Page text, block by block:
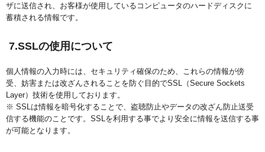
ザに送信され、お客様が使用しているコンピュータのハードディスクに
蓄積される情報です。
7.SSLの使用について
個人情報の入力時には、セキュリティ確保のため、これらの情報が傍
受、妨害または改ざんされることを防ぐ目的でSSL（Secure Sockets
Layer）技術を使用しております。
※ SSLは情報を暗号化することで、盗聴防止やデータの改ざん防止送受
信する機能のことです。SSLを利用する事でより安全に情報を送信する事
が可能となります。